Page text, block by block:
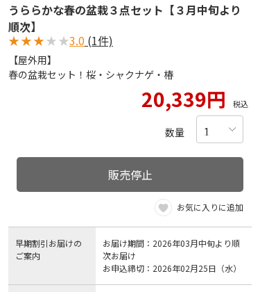
うららかな春の盆栽３点セット【３月中旬より
順次】
★★★★★3.0 (1件)
【屋外用】
春の盆栽セット！桜・シャクナゲ・椿
20,339円 税込
数量
販売停止
お気に入りに追加
早期割引お届けの
ご案内
お届け期間：2026年03月中旬より順
次お届け
お申込締切：2026年02月25日（水）